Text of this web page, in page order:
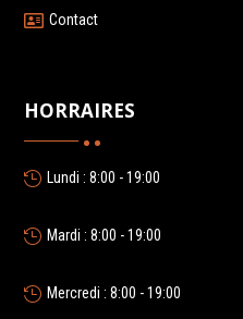
 Contact
HORRAIRES
 Lundi : 8:00 - 19:00
 Mardi : 8:00 - 19:00
 Mercredi : 8:00 - 19:00